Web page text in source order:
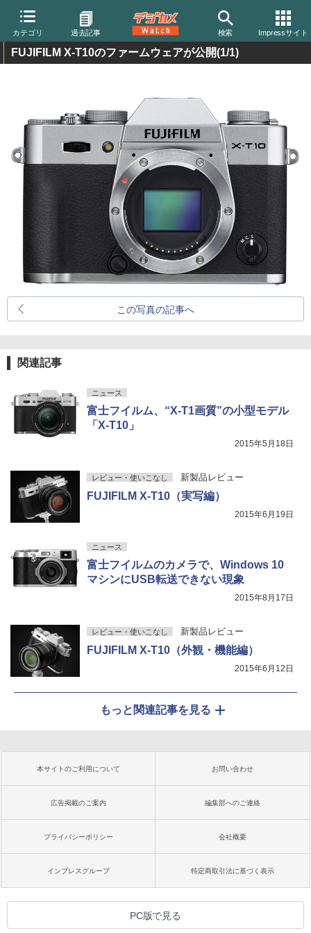
カテゴリ 過去記事 検索 Impressサイト
FUJIFILM X-T10のファームウェアが公開(1/1)
この写真の記事へ
関連記事
ニュース
富士フイルム、“X-T1画質”の小型モデル
「X-T10」
2015年5月18日
レビュー・使いこなし 新製品レビュー
FUJIFILM X-T10（実写編）
2015年6月19日
ニュース
富士フイルムのカメラで、Windows 10
マシンにUSB転送できない現象
2015年8月17日
レビュー・使いこなし 新製品レビュー
FUJIFILM X-T10（外観・機能編）
2015年6月12日
もっと関連記事を見る
本サイトのご利用について お問い合わせ
広告掲載のご案内 編集部へのご連絡
プライバシーポリシー 会社概要
インプレスグループ 特定商取引法に基づく表示
PC版で見る